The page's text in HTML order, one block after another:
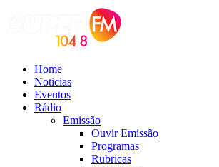
Home
Noticias
Eventos
Rádio
Emissão
Ouvir Emissão
Programas
Rubricas